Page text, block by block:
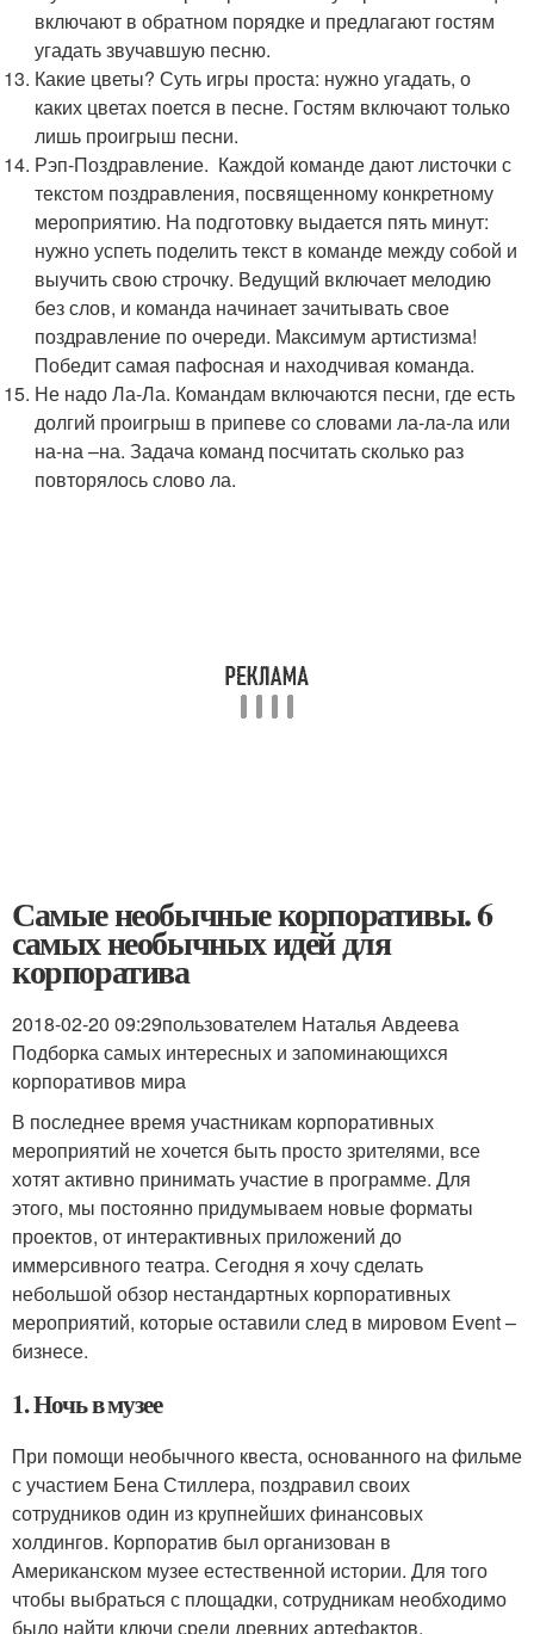
включают в обратном порядке и предлагают гостям
угадать звучавшую песню.
Какие цветы? Суть игры проста: нужно угадать, о
каких цветах поется в песне. Гостям включают только
лишь проигрыш песни.
Рэп-Поздравление. Каждой команде дают листочки с
текстом поздравления, посвященному конкретному
мероприятию. На подготовку выдается пять минут:
нужно успеть поделить текст в команде между собой и
выучить свою строчку. Ведущий включает мелодию
без слов, и команда начинает зачитывать свое
поздравление по очереди. Максимум артистизма!
Победит самая пафосная и находчивая команда.
Не надо Ла-Ла. Командам включаются песни, где есть
долгий проигрыш в припеве со словами ла-ла-ла или
на-на –на. Задача команд посчитать сколько раз
повторялось слово ла.
Самые необычные корпоративы. 6
самых необычных идей для
корпоратива
2018-02-20 09:29пользователем Наталья Авдеева
Подборка самых интересных и запоминающихся
корпоративов мира
В последнее время участникам корпоративных
мероприятий не хочется быть просто зрителями, все
хотят активно принимать участие в программе. Для
этого, мы постоянно придумываем новые форматы
проектов, от интерактивных приложений до
иммерсивного театра. Сегодня я хочу сделать
небольшой обзор нестандартных корпоративных
мероприятий, которые оставили след в мировом Event –
бизнесе.
1. Ночь в музее
При помощи необычного квеста, основанного на фильме
с участием Бена Стиллера, поздравил своих
сотрудников один из крупнейших финансовых
холдингов. Корпоратив был организован в
Американском музее естественной истории. Для того
чтобы выбраться с площадки, сотрудникам необходимо
было найти ключи среди древних артефактов,